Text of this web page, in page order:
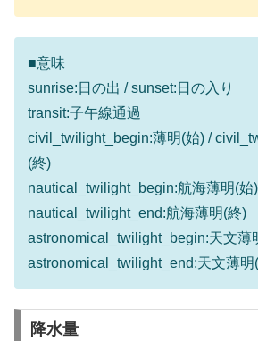
■意味
sunrise:日の出 / sunset:日の入り
transit:子午線通過
civil_twilight_begin:薄明(始) /
(終)
nautical_twilight_begin:航海薄明(始
nautical_twilight_end:航海薄明(終)
astronomical_twilight_begin:天文薄
astronomical_twilight_end:天文薄明
降水量